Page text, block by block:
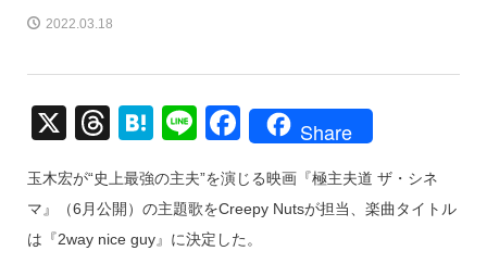
2022.03.18
X
T
e
a
H
e
n
Li
e
F
c
e
Share
玉木宏が“史上最強の主夫”を演じる映画『極主夫道 ザ・シネ
マ』（6月公開）の主題歌をCreepy Nutsが担当、楽曲タイトル
は『2way nice guy』に決定した。